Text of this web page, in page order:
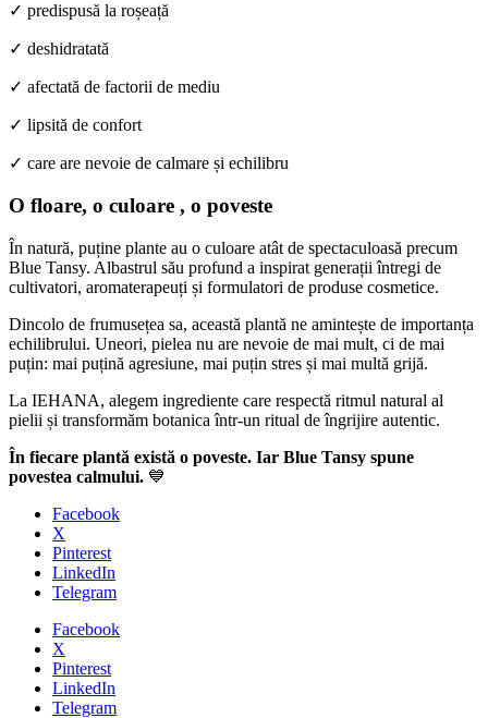
✓ predispusă la roșeață
✓ deshidratată
✓ afectată de factorii de mediu
✓ lipsită de confort
✓ care are nevoie de calmare și echilibru
O floare, o culoare , o poveste
În natură, puține plante au o culoare atât de spectaculoasă precum
Blue Tansy. Albastrul său profund a inspirat generații întregi de
cultivatori, aromaterapeuți și formulatori de produse cosmetice.
Dincolo de frumusețea sa, această plantă ne amintește de importanța
echilibrului. Uneori, pielea nu are nevoie de mai mult, ci de mai
puțin: mai puțină agresiune, mai puțin stres și mai multă grijă.
La IEHANA, alegem ingrediente care respectă ritmul natural al
pielii și transformăm botanica într-un ritual de îngrijire autentic.
În fiecare plantă există o poveste. Iar Blue Tansy spune
povestea calmului. 💙
Facebook
X
Pinterest
LinkedIn
Telegram
Facebook
X
Pinterest
LinkedIn
Telegram